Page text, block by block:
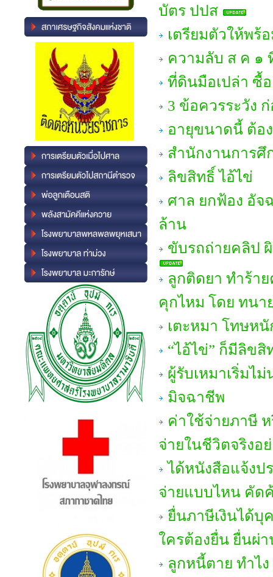
บัตร ปปส
เตรียมตัวให้พร้
ความลับ ส ค ๑
ที่ดินมือเปล่า ซื้อ
3 ข้อควรระวัง
อายุขนาดนี้ ต้อง
สำนักงานการศึ
ลิขสิทธิ์ ไอ้ไข่
ศาล ยกฟ้อง อัจ
ล้าน
ขับรถถ่ายคลิป
ลูกติดยา ทำร้า
คุกไหม โดย ทน
เตะหมา โทษห
“ไอ้ไข่” ก็มีลิขสิ
ผู้รับเหมาเริ่มไม่
มิจฉาชีพ
ค่าใช้จ่ายภาษี
จ่ายในชีวิตจริงอย่
ได้หนังสือแจ้งป
จ่ายแบบไหน คัด
ยื่นภาษีเงินได้บุ
ใครต้องยื่น ยื่นผ่า
ลูกหนี้ตาย ทำไ